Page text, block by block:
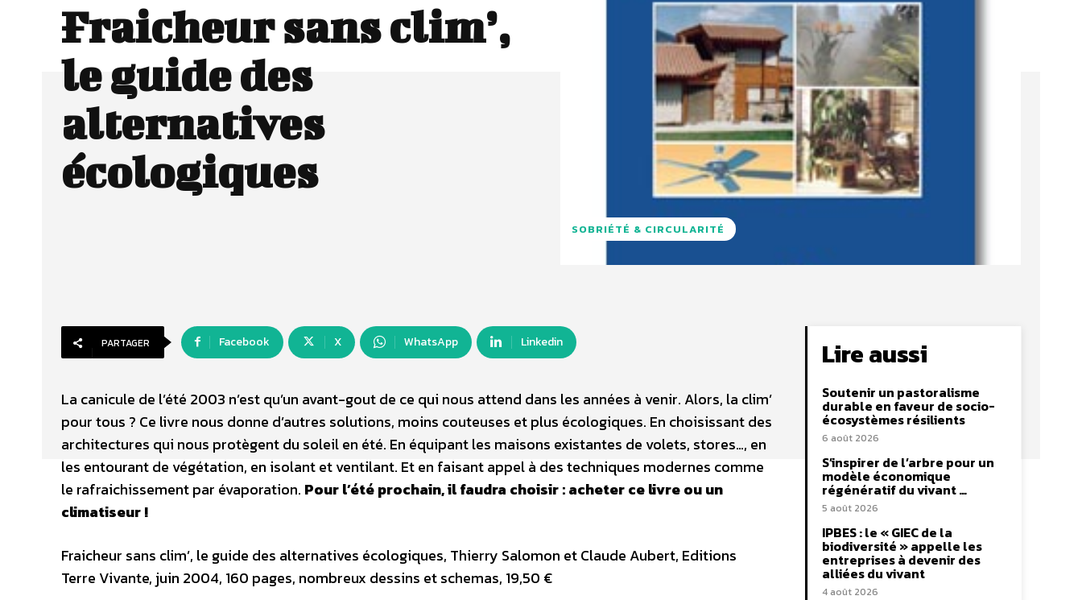
Fraicheur sans clim’,
le guide des
alternatives
écologiques
SOBRIÉTÉ & CIRCULARITÉ
PARTAGER Facebook X WhatsApp Linkedin
La canicule de l’été 2003 n’est qu’un avant-gout de ce qui nous attend dans les années à venir. Alors, la clim’
pour tous ? Ce livre nous donne d’autres solutions, moins couteuses et plus écologiques. En choisissant des
architectures qui nous protègent du soleil en été. En équipant les maisons existantes de volets, stores…, en
les entourant de végétation, en isolant et ventilant. Et en faisant appel à des techniques modernes comme
le rafraichissement par évaporation. Pour l’été prochain, il faudra choisir : acheter ce livre ou un
climatiseur !
Fraicheur sans clim’, le guide des alternatives écologiques, Thierry Salomon et Claude Aubert, Editions
Terre Vivante, juin 2004, 160 pages, nombreux dessins et schemas, 19,50 €
Lire aussi
Soutenir un pastoralisme
durable en faveur de socio-
écosystèmes résilients
6 août 2026
S’inspirer de l’arbre pour un
modèle économique
régénératif du vivant …
5 août 2026
IPBES : le « GIEC de la
biodiversité » appelle les
entreprises à devenir des
alliées du vivant
4 août 2026